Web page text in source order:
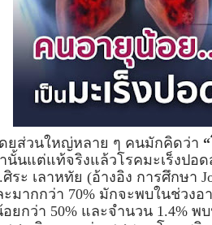
ยส่วนใหญ่หลาย ๆ คนมักคิดว่า
นั้นแต่แท้จริงแล้วโรคมะเร็งปอ
ระ เลาหทัย (อ้างอิง การศึกษา
ะมากกว่า 70% มักจะพบในช่วง
ยกว่า 50% และจำนวน 1.4%